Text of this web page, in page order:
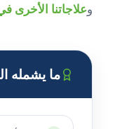
وعلاجاتنا الأخرى
ما يشمله